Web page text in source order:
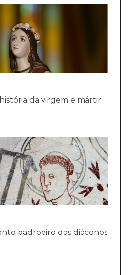
da virgem e mártir
padroeiro dos diáconos